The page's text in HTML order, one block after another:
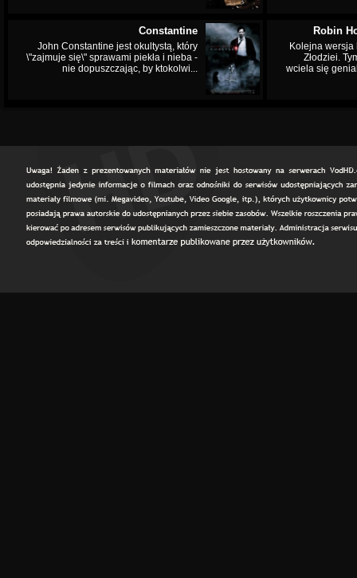
Constantine
John Constantine jest okultystą, który
\"zajmuje się\" sprawami piekła i nieba -
nie dopuszczając, by ktokolwi...
Robin
Kolejna wersja
Złodziei.
wciela się